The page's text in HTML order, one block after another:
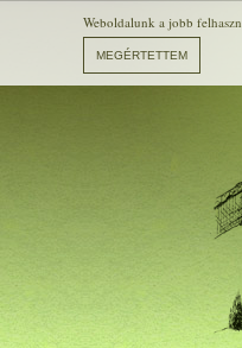
Weboldalunk a jobb